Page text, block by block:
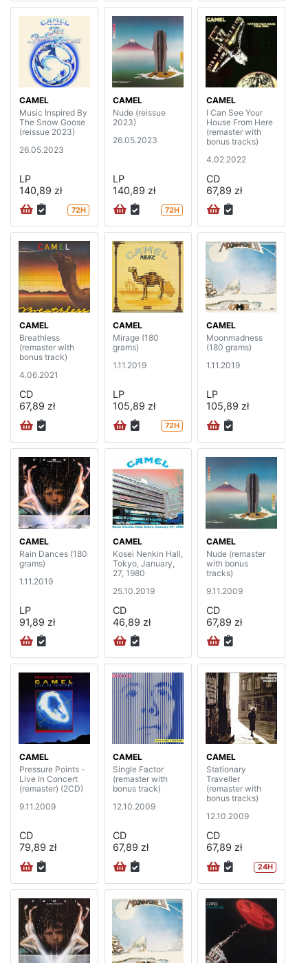
CAMEL
Music Inspired By
The Snow Goose
(reissue 2023)
26.05.2023
LP
140,89 zł
72H
CAMEL
Nude (reissue
2023)
26.05.2023
LP
140,89 zł
72H
CAMEL
I Can See Your
House From Here
(remaster with
bonus tracks)
4.02.2022
CD
67,89 zł
CAMEL
Breathless
(remaster with
bonus track)
4.06.2021
CD
67,89 zł
CAMEL
Mirage (180
grams)
1.11.2019
LP
105,89 zł
72H
CAMEL
Moonmadness
(180 grams)
1.11.2019
LP
105,89 zł
CAMEL
Rain Dances (180
grams)
1.11.2019
LP
91,89 zł
CAMEL
Kosei Nenkin Hall,
Tokyo, January,
27, 1980
25.10.2019
CD
46,89 zł
CAMEL
Nude (remaster
with bonus
tracks)
9.11.2009
CD
67,89 zł
CAMEL
Pressure Points -
Live In Concert
(remaster) (2CD)
9.11.2009
CD
79,89 zł
CAMEL
Single Factor
(remaster with
bonus track)
12.10.2009
CD
67,89 zł
CAMEL
Stationary
Traveller
(remaster with
bonus tracks)
12.10.2009
CD
67,89 zł
24H